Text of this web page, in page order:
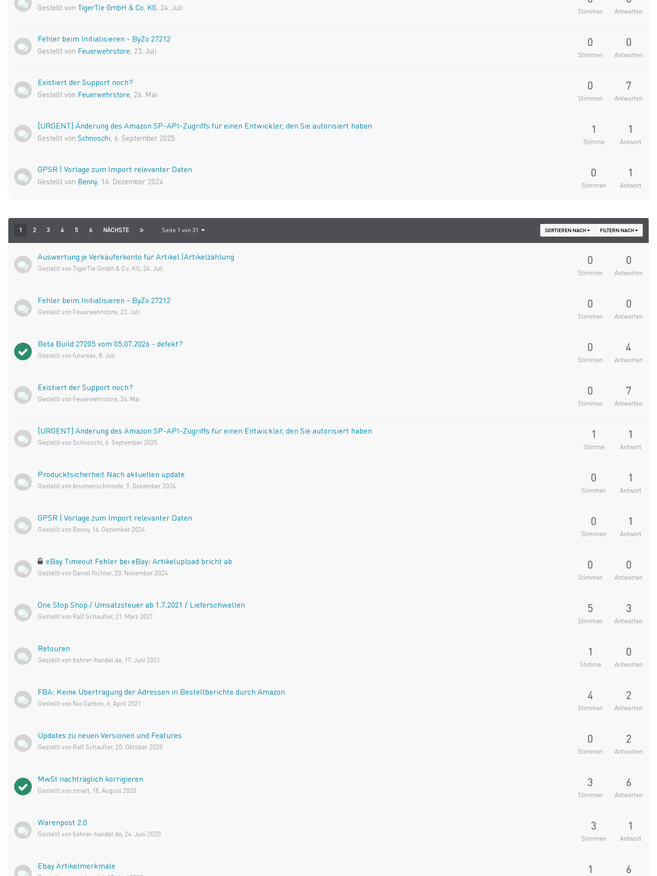
Gestellt von TigerTIe GmbH & Co. KG, 24. Juli Stimmen Antworten
Fehler beim Initialisieren - ByZo 27212
Gestellt von Feuerwehrstore, 23. Juli
0
Stimmen
0
Antworten
Existiert der Support noch?
Gestellt von Feuerwehrstore, 26. Mai
0
Stimmen
7
Antworten
[URGENT] Änderung des Amazon SP-API-Zugriffs für einen Entwickler, den Sie autorisiert haben
Gestellt von Schnoschi, 6. September 2025
1
Stimme
1
Antwort
GPSR | Vorlage zum Import relevanter Daten
Gestellt von Benny, 16. Dezember 2024
0
Stimmen
1
Antwort
SORTIEREN NACH FILTERN NACH
1 2 3 4 5 6 NÄCHSTE Seite 1 von 31
Auswertung je Verkäuferkonto für Artikel )Artikelzählung
Gestellt von TigerTIe GmbH & Co. KG, 24. Juli
0
Stimmen
0
Antworten
Fehler beim Initialisieren - ByZo 27212
Gestellt von Feuerwehrstore, 23. Juli
0
Stimmen
0
Antworten
Beta Build 27205 vom 05.07.2026 - defekt?
Gestellt von futureax, 8. Juli
0
Stimmen
4
Antworten
Existiert der Support noch?
Gestellt von Feuerwehrstore, 26. Mai
0
Stimmen
7
Antworten
[URGENT] Änderung des Amazon SP-API-Zugriffs für einen Entwickler, den Sie autorisiert haben
Gestellt von Schnoschi, 6. September 2025
1
Stimme
1
Antwort
Producktsicherheit Nach aktuellen update
Gestellt von brunnenschmiede, 9. Dezember 2024
0
Stimmen
1
Antwort
GPSR | Vorlage zum Import relevanter Daten
Gestellt von Benny, 16. Dezember 2024
0
Stimmen
1
Antwort
eBay Timeout Fehler bei eBay: Artikelupload bricht ab
Gestellt von Daniel Richter, 20. November 2024
0
Stimmen
0
Antworten
One Stop Shop / Umsatzsteuer ab 1.7.2021 / Lieferschwellen
Gestellt von Ralf Schaufler, 21. März 2021
5
Stimmen
3
Antworten
Retouren
Gestellt von bohrer-handel.de, 17. Juni 2021
1
Stimme
0
Antworten
FBA: Keine Übertragung der Adressen in Bestellberichte durch Amazon
Gestellt von Nix Garbon, 6. April 2021
4
Stimmen
2
Antworten
Updates zu neuen Versionen und Features
Gestellt von Ralf Schaufler, 20. Oktober 2020
0
Stimmen
2
Antworten
MwSt nachträglich korrigieren
Gestellt von smart, 18. August 2020
3
Stimmen
6
Antworten
Warenpost 2.0
Gestellt von bohrer-handel.de, 24. Juni 2020
3
Stimmen
1
Antwort
Ebay Artikelmerkmale 1 6